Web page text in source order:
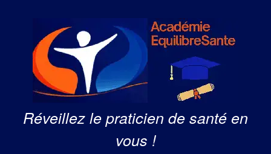
Réveillez le praticien de santé en
vous !